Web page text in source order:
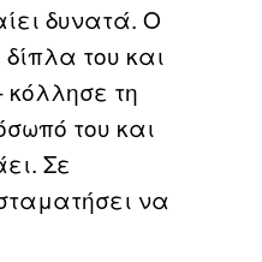
δυνατά. Ο
του και
κόλλησε τη
του και
Σε
να